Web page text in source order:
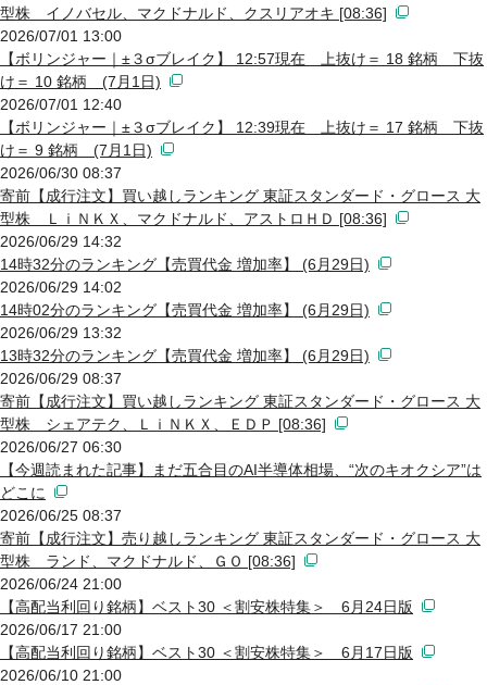
型株 イノバセル、マクドナルド、クスリアオキ [08:36]
2026/07/01 13:00
【ボリンジャー｜±３σブレイク】 12:57現在 上抜け＝ 18 銘柄 下抜
け＝ 10 銘柄 (7月1日)
2026/07/01 12:40
【ボリンジャー｜±３σブレイク】 12:39現在 上抜け＝ 17 銘柄 下抜
け＝ 9 銘柄 (7月1日)
2026/06/30 08:37
寄前【成行注文】買い越しランキング 東証スタンダード・グロース 大
型株 ＬｉＮＫＸ、マクドナルド、アストロＨＤ [08:36]
2026/06/29 14:32
14時32分のランキング【売買代金 増加率】 (6月29日)
2026/06/29 14:02
14時02分のランキング【売買代金 増加率】 (6月29日)
2026/06/29 13:32
13時32分のランキング【売買代金 増加率】 (6月29日)
2026/06/29 08:37
寄前【成行注文】買い越しランキング 東証スタンダード・グロース 大
型株 シェアテク、ＬｉＮＫＸ、ＥＤＰ [08:36]
2026/06/27 06:30
【今週読まれた記事】まだ五合目のAI半導体相場、“次のキオクシア”は
どこに
2026/06/25 08:37
寄前【成行注文】売り越しランキング 東証スタンダード・グロース 大
型株 ランド、マクドナルド、ＧＯ [08:36]
2026/06/24 21:00
【高配当利回り銘柄】ベスト30 ＜割安株特集＞ 6月24日版
2026/06/17 21:00
【高配当利回り銘柄】ベスト30 ＜割安株特集＞ 6月17日版
2026/06/10 21:00